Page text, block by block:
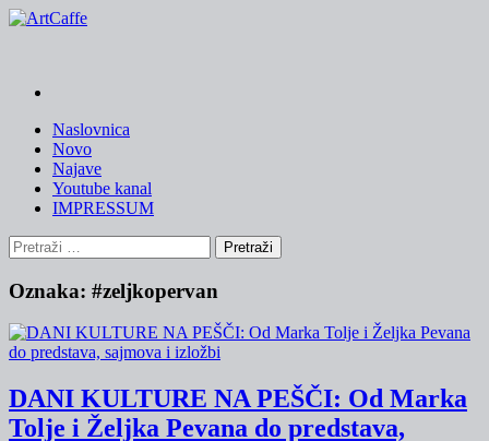
Skip
Naslovnica
Novo
Najave
Youtube kanal
IMPRESSUM
Pretraži:
Oznaka: #zeljkopervan
DANI KULTURE NA PEŠČI: Od Marka
Tolje i Željka Pevana do predstava,